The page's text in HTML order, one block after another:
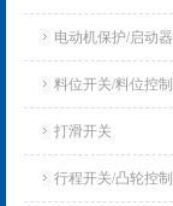
电动机保护/启动
料位开关/料位控
打滑开关
行程开关/凸轮控